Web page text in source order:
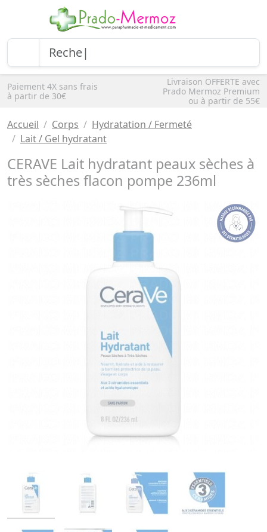
Paiement 4X sans frais
à partir de 30€
Livraison OFFERTE avec
Prado Mermoz Premium
ou à partir de 55€
Accueil Corps
Hydratation / Fermeté
Lait / Gel hydratant
CERAVE Lait hydratant peaux sèches à
très sèches flacon pompe 236ml